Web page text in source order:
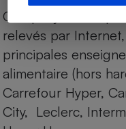
Chaque jour, les
relevés par
principales
alimentaire (hors
Carrefour Hyper,
City, Leclerc,